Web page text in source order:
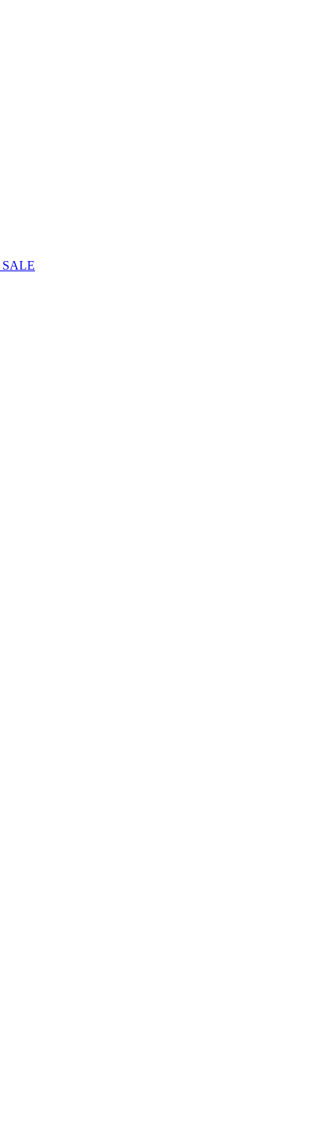
SALE